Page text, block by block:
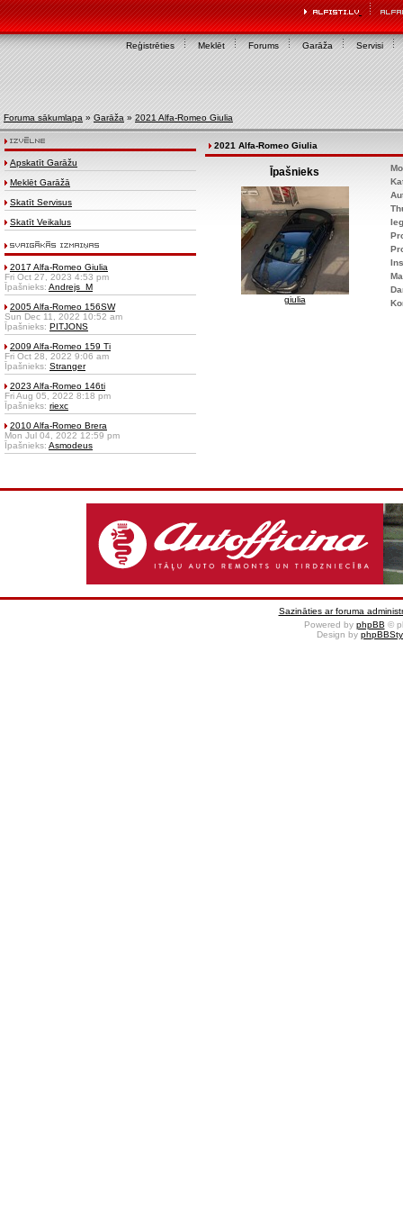
Reģistrēties Meklēt Forums Garāža Servisi
Foruma sākumlapa » Garāža » 2021 Alfa-Romeo Giulia
Apskatīt Garāžu
Meklēt Garāžā
Skatīt Servisus
Skatīt Veikalus
2017 Alfa-Romeo Giulia
Fri Oct 27, 2023 4:53 pm
Īpašnieks: Andrejs_M
2005 Alfa-Romeo 156SW
Sun Dec 11, 2022 10:52 am
Īpašnieks: PITJONS
2009 Alfa-Romeo 159 Ti
Fri Oct 28, 2022 9:06 am
Īpašnieks: Stranger
2023 Alfa-Romeo 146ti
Fri Aug 05, 2022 8:18 pm
Īpašnieks: riexc
2010 Alfa-Romeo Brera
Mon Jul 04, 2022 12:59 pm
Īpašnieks: Asmodeus
2021 Alfa-Romeo Giulia
Īpašnieks
giulia
Sazināties ar foruma
Powered by phpBB ©
Design by